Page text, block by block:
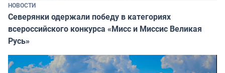
НОВОСТИ
Северянки одержали победу в категориях
всероссийского конкурса «Мисс и Миссис Великая
Русь»